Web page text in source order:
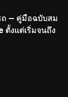
ถ — คู่มือฉบับสม
ตั้งแต่เริ่มจนถึง